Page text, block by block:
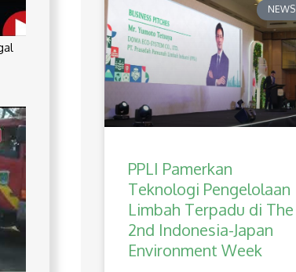
NEWS
PPLI Pamerkan
Teknologi Pengelolaan
Limbah Terpadu di The
2nd Indonesia-Japan
Environment Week